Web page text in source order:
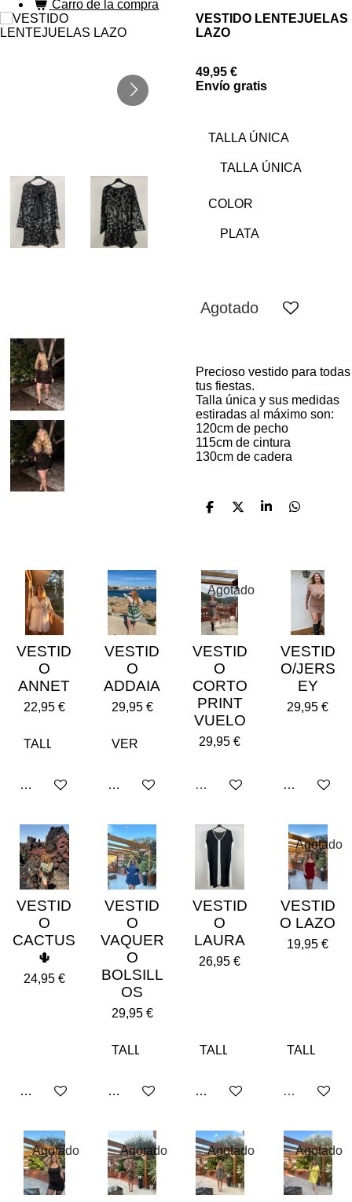
Carro de la compra
VESTIDO LENTEJUELAS
LAZO
49,95 €
Envío gratis
TALLA ÚNICA
COLOR
Agotado
Precioso vestido para todas
tus fiestas.
Talla única y sus medidas
estiradas al máximo son:
120cm de pecho
115cm de cintura
130cm de cadera
C
r
t
i
r
C
r
t
i
r
C
C
r
VESTID
O
ANNET
22,95 €
Añadir al carrito
VESTID
O
ADDAIA
29,95 €
Añadir al carrito
Agotado
VESTID
O
CORTO
PRINT
VUELO
29,95 €
Agotado
VESTID
O/JERS
EY
29,95 €
Añadir al
VESTID
O
CACTUS
🌵
24,95 €
Añadir al carrito
VESTID
O
VAQUER
O
BOLSILL
OS
29,95 €
Añadir al carrito
VESTID
O
LAURA
26,95 €
Añadir al carrito
Agotado
VESTID
O LAZO
19,95 €
Agotado
Agotado Agotado Agotado Agotado